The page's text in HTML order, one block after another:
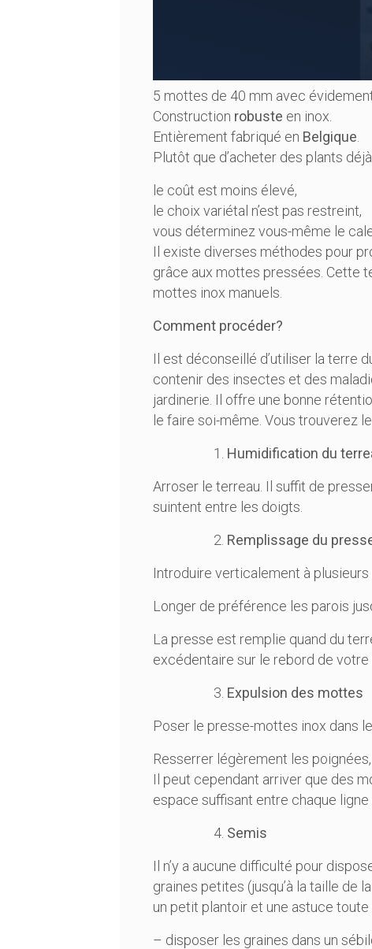
5 mottes de 40 mm avec
Construction robuste en inox.
Entièrement fabriqué en Belgique
Plutôt que d’acheter des plants
le coût est moins élevé,
le choix variétal n’est pas restreint,
vous déterminez vous-même le
Il existe diverses méthodes pour
grâce aux mottes pressées. Cette
mottes inox manuels.
Comment procéder?
Il est déconseillé d’utiliser la terre
contenir des insectes et des
jardinerie. Il offre une bonne
le faire soi-même. Vous trouverez
Humidification du
Arroser le terreau. Il suffit de
suintent entre les doigts.
Remplissage du
Introduire verticalement à
Longer de préférence les parois
La presse est remplie quand du
excédentaire sur le rebord de votre
Expulsion des mottes
Poser le presse-mottes inox dans
Resserrer légèrement les
Il peut cependant arriver que des
espace suffisant entre chaque ligne
Semis
Il n’y a aucune difficulté pour
graines petites (jusqu’à la taille de
un petit plantoir et une astuce toute
– disposer les graines dans un